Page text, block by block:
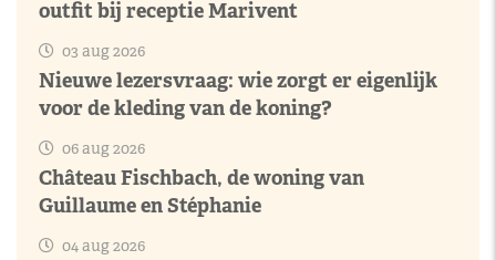
outfit bij receptie Marivent
03 aug 2026
Nieuwe lezersvraag: wie zorgt er eigenlijk
voor de kleding van de koning?
06 aug 2026
Château Fischbach, de woning van
Guillaume en Stéphanie
04 aug 2026